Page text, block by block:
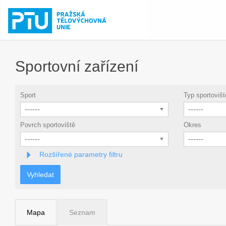
Sportovní zařízení
Sport
------
Typ
------
Povrch sportoviště
------
Okres
------
Rozšířené parametry filtru
Vyhledat
Mapa Seznam